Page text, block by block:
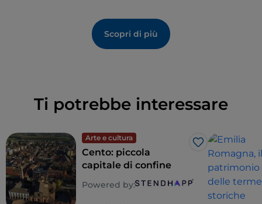
Scopri di più
Ti potrebbe interessare
Arte e cultura
Like
Cento: piccola
capitale di confine
Powered by: